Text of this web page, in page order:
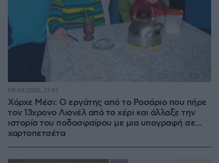
Χόρχε Μέσι: Ο εργάτης από το Ροσάριο που πήρε
τον 13χρονο Λιονέλ από το χέρι και άλλαξε την
ιστορία του ποδοσφαίρου με μια υπογραφή σε...
χαρτοπετσέτα
08.08.2026, 21:43